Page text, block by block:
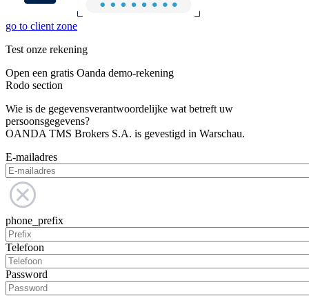
go to client zone
Test onze rekening
Open een gratis Oanda demo-rekening
Rodo section
Wie is de gegevensverantwoordelijke wat betreft uw
persoonsgegevens?
OANDA TMS Brokers S.A. is gevestigd in Warschau.
E-mailadres
phone_prefix
Telefoon
Password